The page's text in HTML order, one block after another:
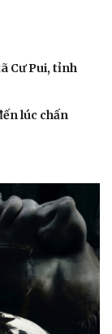
đình
Cư Pui, tỉnh
lúc chấn